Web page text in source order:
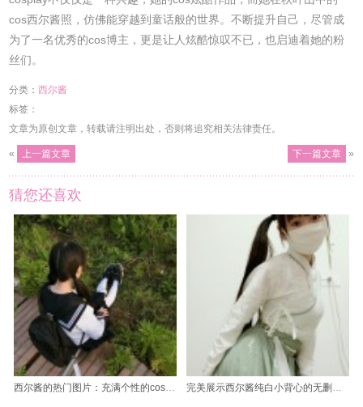
cos西尔酱照，仿佛能穿越到童话般的世界。不断提升自己，尽管成
为了一名优秀的cos博主，更是让人炫酷惊叹不已，也启迪着她的粉
丝们。
分类：西尔酱
标签：
文章为原创文章，转载请注明出处，否则将追究相关法律责任。
« 上一篇文章 下一篇文章 »
猜您还喜欢
西尔酱的热门图片：充满个性的cos作品，计算机粉丝必备 完美展示西尔酱纯白小背心的无删原图图包